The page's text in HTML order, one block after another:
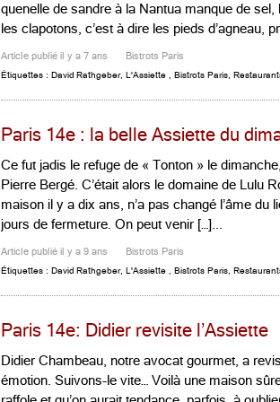
quenelle de sandre à la Nantua manque de
les clapotons, c’est à dire les pieds d’agneau,
Article publié il y a 7 ans Bistrots Paris
Étiquettes : David Rathgeber, L'Assiette Bistrots Paris
Paris 14e : la belle Assiette du
Ce fut jadis le refuge de « Tonton » le
Pierre Bergé. C’était alors le domaine de Lulu
maison il y a dix ans, n’a pas changé l’âme du
jours de fermeture. On peut venir […]...
Article publié il y a 9 ans Bistrots Paris
Étiquettes : David Rathgeber, L'Assiette Bistrots Paris
Paris 14e: Didier revisite l’Assiette
Didier Chambeau, notre avocat gourmet, a
émotion. Suivons-le vite… Voilà une maison